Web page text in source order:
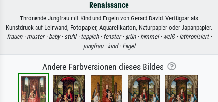
Renaissance
Thronende Jungfrau mit Kind und Engeln von Gerard David. Verfügbar als
Kunstdruck auf Leinwand, Fotopapier, Aquarellkarton, Naturpapier oder Japanpapier.
frauen · muster · baby · stuhl · teppich · fenster · grün · himmel · weiß · inthronisiert ·
jungfrau · kind · Engel
Andere Farbversionen dieses Bildes